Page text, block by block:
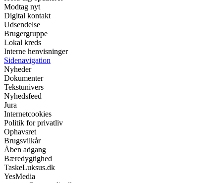
Modtag nyt
Digital kontakt
Udsendelse
Brugergruppe
Lokal kreds
Interne henvisninger
Sidenavigation
Nyheder
Dokumenter
Tekstunivers
Nyhedsfeed
Jura
Internetcookies
Politik for privatliv
Ophavsret
Brugsvilkår
Åben adgang
Bæredygtighed
TaskeLuksus.dk
YesMedia